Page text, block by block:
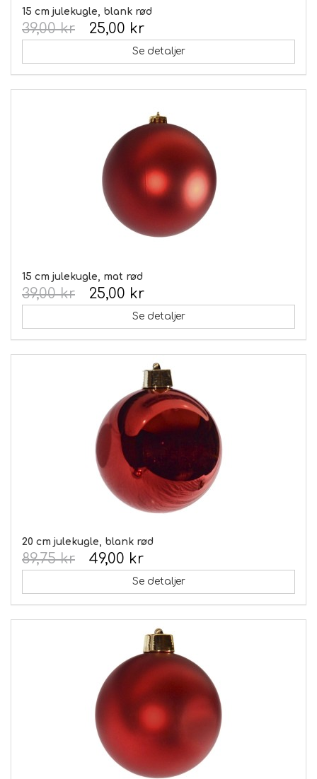
15 cm julekugle, blank rød
25,00 kr
39,00 kr
Se detaljer
15 cm julekugle, mat rød
25,00 kr
39,00 kr
Se detaljer
20 cm julekugle, blank rød
49,00 kr
89,75 kr
Se detaljer